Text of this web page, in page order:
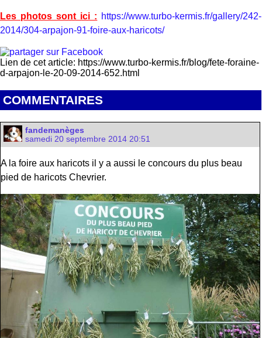
Les photos sont ici : https://www.turbo-kermis.fr/gallery/242-
2014/304-arpajon-91-foire-aux-haricots/
Lien de cet article: https://www.turbo-kermis.fr/blog/fete-foraine-
d-arpajon-le-20-09-2014-652.html
COMMENTAIRES
fandemanèges
samedi 20 septembre 2014 20:51
A la foire aux haricots il y a aussi le concours du plus beau
pied de haricots Chevrier.